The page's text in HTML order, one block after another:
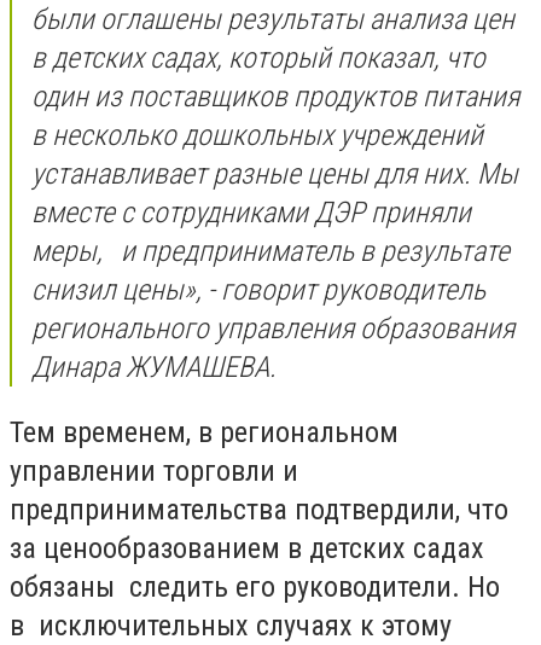
были оглашены результаты анализа цен
в детских садах, который показал, что
один из поставщиков продуктов питания
в несколько дошкольных учреждений
устанавливает разные цены для них. Мы
вместе с сотрудниками ДЭР приняли
меры, и предприниматель в результате
снизил цены», - говорит руководитель
регионального управления образования
Динара ЖУМАШЕВА.
Тем временем, в региональном
управлении торговли и
предпринимательства подтвердили, что
за ценообразованием в детских садах
обязаны следить его руководители. Но
в исключительных случаях к этому